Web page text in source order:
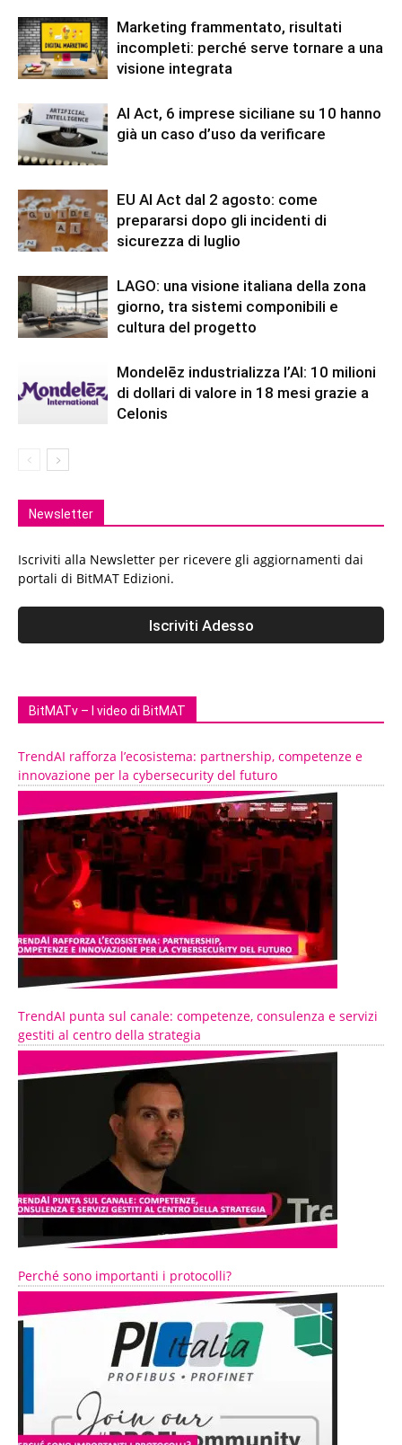
Marketing frammentato, risultati
incompleti: perché serve tornare a una
visione integrata
AI Act, 6 imprese siciliane su 10 hanno
già un caso d’uso da verificare
EU AI Act dal 2 agosto: come
prepararsi dopo gli incidenti di
sicurezza di luglio
LAGO: una visione italiana della zona
giorno, tra sistemi componibili e
cultura del progetto
Mondelēz industrializza l’AI: 10 milioni
di dollari di valore in 18 mesi grazie a
Celonis
Newsletter
Iscriviti alla Newsletter per ricevere gli aggiornamenti dai
portali di BitMAT Edizioni.
BitMATv – I video di BitMAT
TrendAI rafforza l’ecosistema: partnership, competenze e
innovazione per la cybersecurity del futuro
TrendAI punta sul canale: competenze, consulenza e servizi
gestiti al centro della strategia
Perché sono importanti i protocolli?